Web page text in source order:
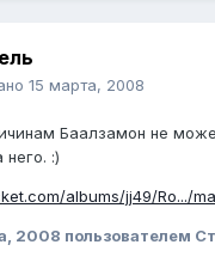
15 марта, 2008
Баалзамон не
него. :)
albums/jj49/Ro.../
2008 пользователем